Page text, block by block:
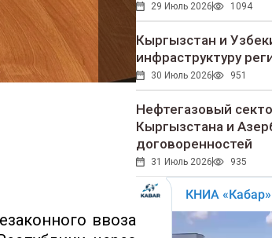
ввоза
29 Июль 2026 1094
Кыргызстан и
инфраструктуру
30 Июль 2026 951
Нефтегазовый
Кыргызстана и
договоренностей
31 Июль 2026 935